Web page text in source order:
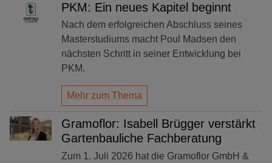
PKM: Ein neues Kapitel beginnt
Nach dem erfolgreichen Abschluss seines
Masterstudiums macht Poul Madsen den
nächsten Schritt in seiner Entwicklung bei
PKM.
Mehr zum Thema
Gramoflor: Isabell Brügger verstärkt
Gartenbauliche Fachberatung
Zum 1. Juli 2026 hat die Gramoflor GmbH &